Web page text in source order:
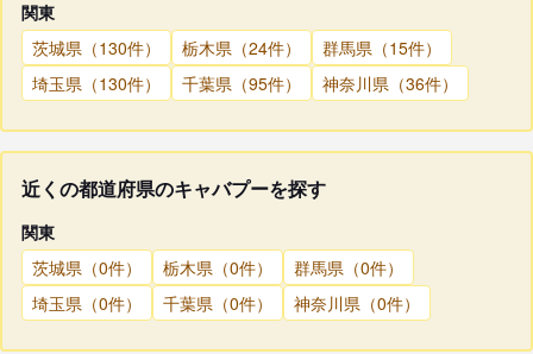
関東
茨城県（130件）
栃木県（24件）
群馬県（15件）
埼玉県（130件）
千葉県（95件） 神奈川県（36件）
近くの都道府県のキャバプーを探す
関東
茨城県（0件）
栃木県（0件）
群馬県（0件）
埼玉県（0件）
千葉県（0件） 神奈川県（0件）